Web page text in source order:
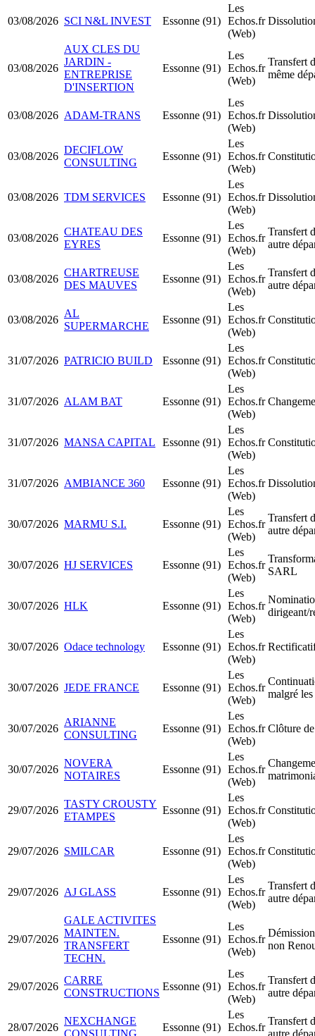
03/08/2026 SCI N&L INVEST Essonne (91)
Les
Echos.fr
(Web)
03/08/2026
AUX CLES DU
JARDIN -
ENTREPRISE
D'INSERTION
Essonne (91)
Les
Echos.fr
(Web)
Transfert
même
03/08/2026 ADAM-TRANS Essonne (91)
Les
Echos.fr
(Web)
03/08/2026
DECIFLOW
CONSULTING
Essonne (91)
Les
Echos.fr
(Web)
03/08/2026 TDM SERVICES Essonne (91)
Les
Echos.fr
(Web)
03/08/2026
CHATEAU DES
EYRES
Essonne (91)
Les
Echos.fr
(Web)
Transfert
autre
03/08/2026
CHARTREUSE
DES MAUVES
Essonne (91)
Les
Echos.fr
(Web)
Transfert
autre
03/08/2026
AL
SUPERMARCHE
Essonne (91)
Les
Echos.fr
(Web)
31/07/2026 PATRICIO BUILD Essonne (91)
Les
Echos.fr
(Web)
31/07/2026 ALAM BAT Essonne (91)
Les
Echos.fr
(Web)
31/07/2026 MANSA CAPITAL Essonne (91)
Les
Echos.fr
(Web)
31/07/2026 AMBIANCE 360 Essonne (91)
Les
Echos.fr
(Web)
30/07/2026 MARMU S.I. Essonne (91)
Les
Echos.fr
(Web)
Transfert
autre
30/07/2026 HJ SERVICES Essonne (91)
Les
Echos.fr
(Web)
SARL
30/07/2026 HLK Essonne (91)
Les
Echos.fr
(Web)
dirigeant/
30/07/2026 Odace technology Essonne (91)
Les
Echos.fr
(Web)
30/07/2026 JEDE FRANCE Essonne (91)
Les
Echos.fr
(Web)
malgré les
30/07/2026
ARIANNE
CONSULTING
Essonne (91)
Les
Echos.fr
(Web)
Clôture
30/07/2026
NOVERA
NOTAIRES
Essonne (91)
Les
Echos.fr
(Web)
29/07/2026
TASTY CROUSTY
ETAMPES
Essonne (91)
Les
Echos.fr
(Web)
29/07/2026 SMILCAR Essonne (91)
Les
Echos.fr
(Web)
29/07/2026 AJ GLASS Essonne (91)
Les
Echos.fr
(Web)
Transfert
autre
29/07/2026
GALE ACTIVITES
MAINTEN.
TRANSFERT
TECHN.
Essonne (91)
Les
Echos.fr
(Web)
non
29/07/2026
CARRE
CONSTRUCTIONS
Essonne (91)
Les
Echos.fr
(Web)
Transfert
autre
28/07/2026
NEXCHANGE
CONSULTING
Essonne (91)
Les
Echos.fr
Transfert
autre